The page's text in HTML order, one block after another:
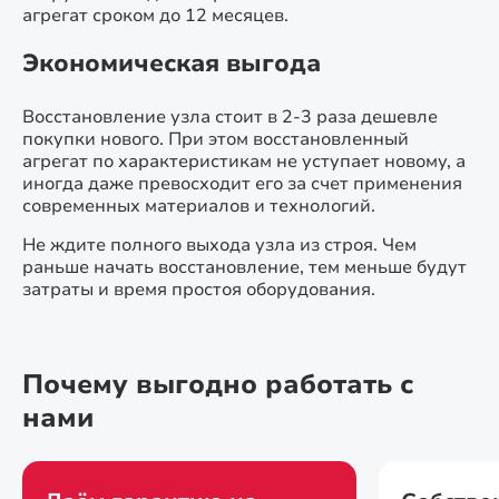
агрегат сроком до 12 месяцев.
Экономическая выгода
Восстановление узла стоит в 2-3 раза дешевле
покупки нового. При этом восстановленный
агрегат по характеристикам не уступает новому, а
иногда даже превосходит его за счет применения
современных материалов и технологий.
Не ждите полного выхода узла из строя. Чем
раньше начать восстановление, тем меньше будут
затраты и время простоя оборудования.
Почему выгодно работать с
нами